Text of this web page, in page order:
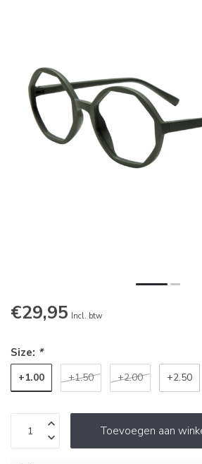
€29,95 Incl. btw
Size: *
+1.00 +1.50 +2.00 +2.50
Toevoegen aan